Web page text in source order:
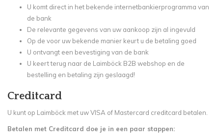
U komt direct in het bekende internetbankierprogramma van
de bank
De relevante gegevens van uw aankoop zijn al ingevuld
Op de voor uw bekende manier keurt u de betaling goed
U ontvangt een bevestiging van de bank
U keert terug naar de Laimböck B2B webshop en de
bestelling en betaling zijn geslaagd!
Creditcard
U kunt op Laimböck met uw VISA of Mastercard creditcard betalen.
Betalen met Creditcard doe je in een paar stappen: